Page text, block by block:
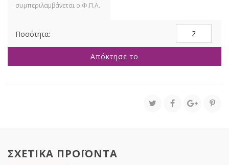
ΤΡΙΧΡΩΜΗ
ΜΠΑΛΛΑ
Απόκτησε το
ΣΧΕΤΙΚΑ ΠΡΟΪΟΝΤΑ